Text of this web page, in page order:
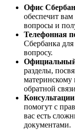
Офис
обеспечит
вопросы и
Телефонная
Сбербанка
вопросу.
разделы,
материнскому
обратной
помогут с
вас есть
документами.